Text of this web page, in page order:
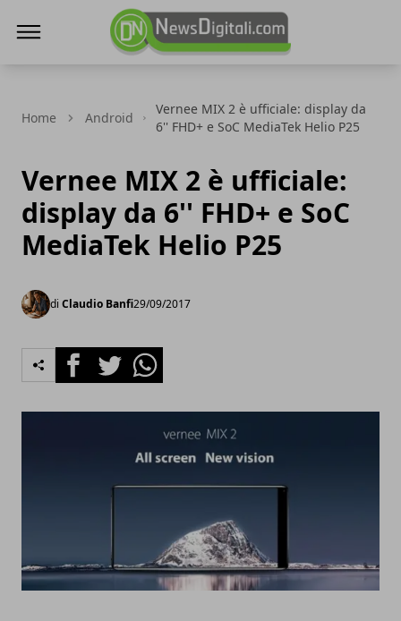
Home Android
Vernee MIX 2 è ufficiale: display da
6'' FHD+ e SoC MediaTek Helio P25
Vernee MIX 2 è ufficiale:
display da 6'' FHD+ e SoC
MediaTek Helio P25
di Claudio Banfi29/09/2017
FacebookTwitterWhatsapp